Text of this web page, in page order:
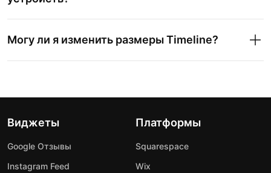
Могу ли я изменить размеры Timeline?
Виджеты
Google Отзывы
Instagram Feed
Платформы
Squarespace
Wix